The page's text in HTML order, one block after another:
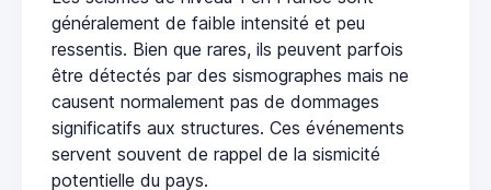
généralement de faible intensité et peu
ressentis. Bien que rares, ils peuvent parfois
être détectés par des sismographes mais ne
causent normalement pas de dommages
significatifs aux structures. Ces événements
servent souvent de rappel de la sismicité
potentielle du pays.